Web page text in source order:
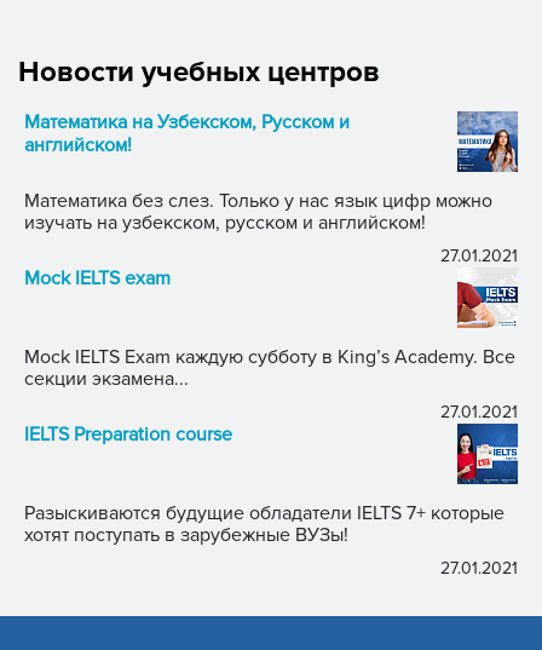
Новости учебных центров
Математика на Узбекском, Русском и
английском!
Математика без слез. Только у нас язык цифр можно
изучать на узбекском, русском и английском!
27.01.2021
Mock IELTS exam
Mock IELTS Exam каждую субботу в King’s Academy. Все
секции экзамена...
27.01.2021
IELTS Preparation course
Разыскиваются будущие обладатели IELTS 7+ которые
хотят поступать в зарубежные ВУЗы!
27.01.2021